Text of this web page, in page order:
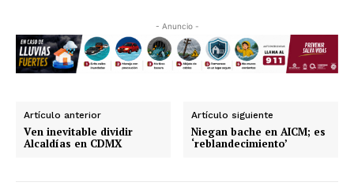
- Anuncio -
Artículo anterior
Ven inevitable dividir
Alcaldías en CDMX
Artículo siguiente
Niegan bache en AICM; es
‘reblandecimiento’